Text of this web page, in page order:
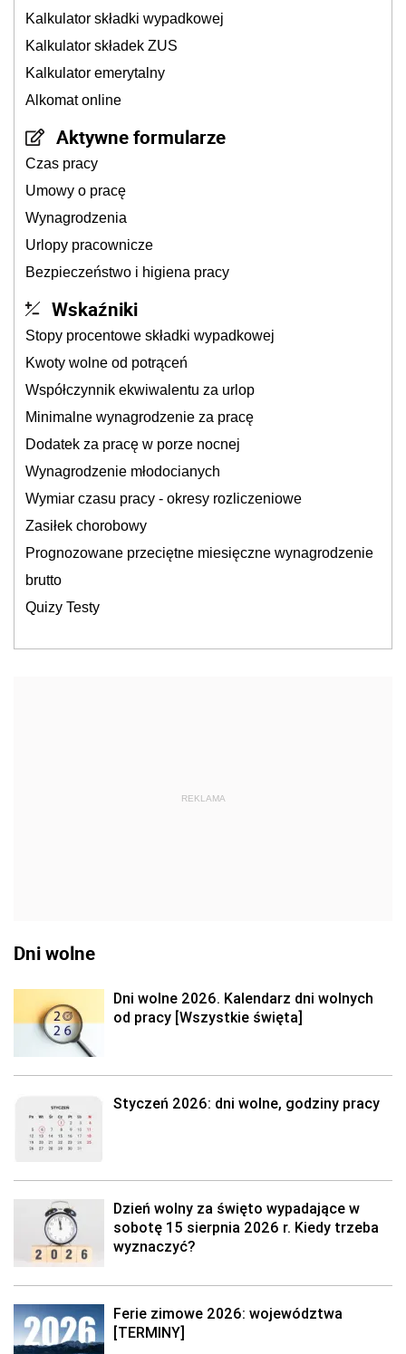
Kalkulator składki wypadkowej
Kalkulator składek ZUS
Kalkulator emerytalny
Alkomat online
Aktywne formularze
Czas pracy
Umowy o pracę
Wynagrodzenia
Urlopy pracownicze
Bezpieczeństwo i higiena pracy
Wskaźniki
Stopy procentowe składki wypadkowej
Kwoty wolne od potrąceń
Współczynnik ekwiwalentu za urlop
Minimalne wynagrodzenie za pracę
Dodatek za pracę w porze nocnej
Wynagrodzenie młodocianych
Wymiar czasu pracy - okresy rozliczeniowe
Zasiłek chorobowy
Prognozowane przeciętne miesięczne wynagrodzenie
brutto
Quizy Testy
REKLAMA
Dni wolne
Dni wolne 2026. Kalendarz dni wolnych
od pracy [Wszystkie święta]
Styczeń 2026: dni wolne, godziny pracy
Dzień wolny za święto wypadające w
sobotę 15 sierpnia 2026 r. Kiedy trzeba
wyznaczyć?
Ferie zimowe 2026: województwa
[TERMINY]